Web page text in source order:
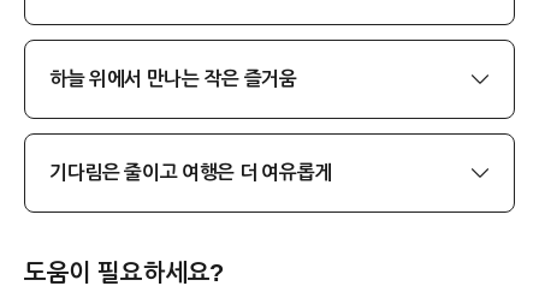
하늘 위에서 만나는 작은 즐거움
기다림은 줄이고 여행은 더 여유롭게
도움이 필요하세요?